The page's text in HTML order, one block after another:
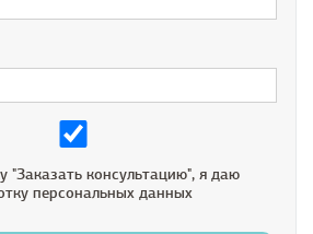
"Заказать консультацию", я даю
персональных данных